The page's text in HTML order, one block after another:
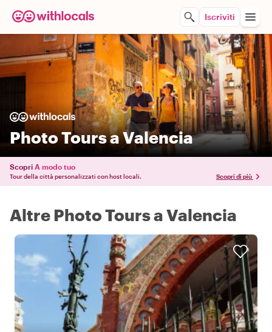
Iscriviti
Photo Tours a Valencia
Scopri A modo tuo
Tour della città personalizzati con host locali. Scopri di più
Altre Photo Tours a Valencia